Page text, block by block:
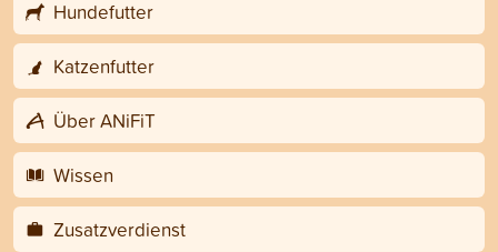
Hundefutter
Katzenfutter
Über ANiFiT
Wissen
Zusatzverdienst